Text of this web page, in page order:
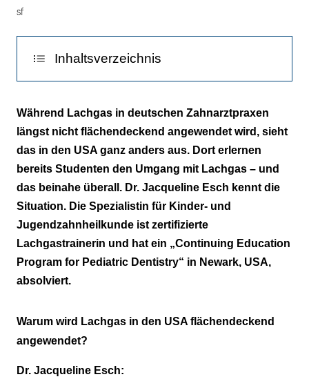
Esch
(links)
in
ihrer
internationalen
Gemeinschaftspraxis
für
Kinderzahnheilkunde
und
Kieferorthopädie
in
München.
betont,
die
sf
Inhaltsverzeichnis
Info
Während Lachgas in deutschen Zahnarztpraxen
längst nicht flächendeckend angewendet wird, sieht
das in den USA ganz anders aus. Dort erlernen
bereits Studenten den Umgang mit Lachgas – und
das beinahe überall. Dr. Jacqueline Esch kennt die
Situation. Die Spezialistin für Kinder- und
Jugendzahnheilkunde ist zertifizierte
Lachgastrainerin und hat ein „Continuing Education
Program for Pediatric Dentistry“ in Newark, USA,
absolviert.
Warum wird Lachgas in den USA flächendeckend
angewendet?
Dr. Jacqueline Esch: